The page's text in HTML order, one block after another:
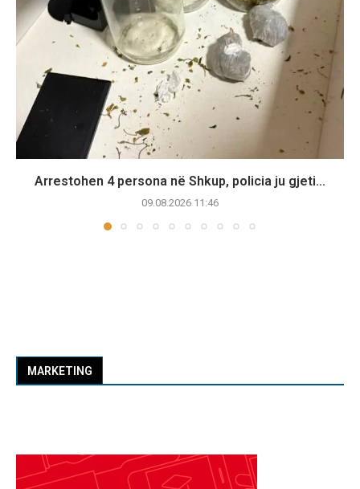
Arrestohen 4 persona në Shkup, policia ju gjeti...
09.08.2026 11:46
MARKETING